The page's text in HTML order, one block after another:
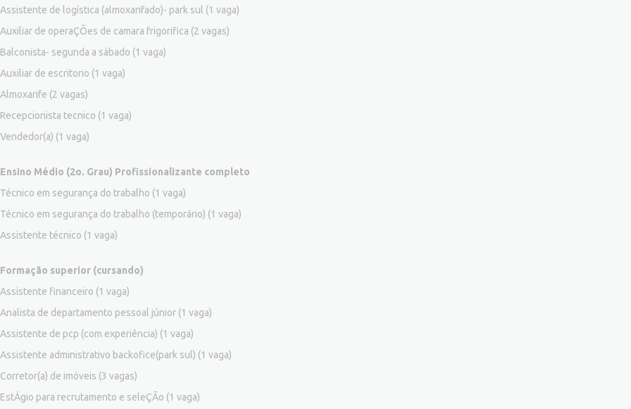
Assistente de logística (almoxarifado)- park sul (1 vaga)
Auxiliar de operaÇÕes de camara frigorifica (2 vagas)
Balconista- segunda a sábado (1 vaga)
Auxiliar de escritorio (1 vaga)
Almoxarife (2 vagas)
Recepcionista tecnico (1 vaga)
Vendedor(a) (1 vaga)
Ensino Médio (2o. Grau) Profissionalizante completo
Técnico em segurança do trabalho (1 vaga)
Técnico em segurança do trabalho (temporário) (1 vaga)
Assistente técnico (1 vaga)
Formação superior (cursando)
Assistente financeiro (1 vaga)
Analista de departamento pessoal júnior (1 vaga)
Assistente de pcp (com experiência) (1 vaga)
Assistente administrativo backofice(park sul) (1 vaga)
Corretor(a) de imóveis (3 vagas)
EstÁgio para recrutamento e seleÇÃo (1 vaga)